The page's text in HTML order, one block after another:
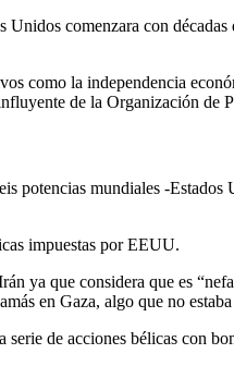
comenzara con
como la independencia
de la Organización de
potencias mundiales -
impuestas por EEUU.
ya que considera que es
en Gaza, algo que no
de acciones bélicas con